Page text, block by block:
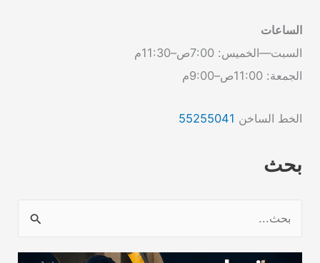
الساعات
السبت—الخميس: 7:00ص–11:30م
الجمعة: 11:00ص–9:00م
الخط الساخن 55255041
بحث